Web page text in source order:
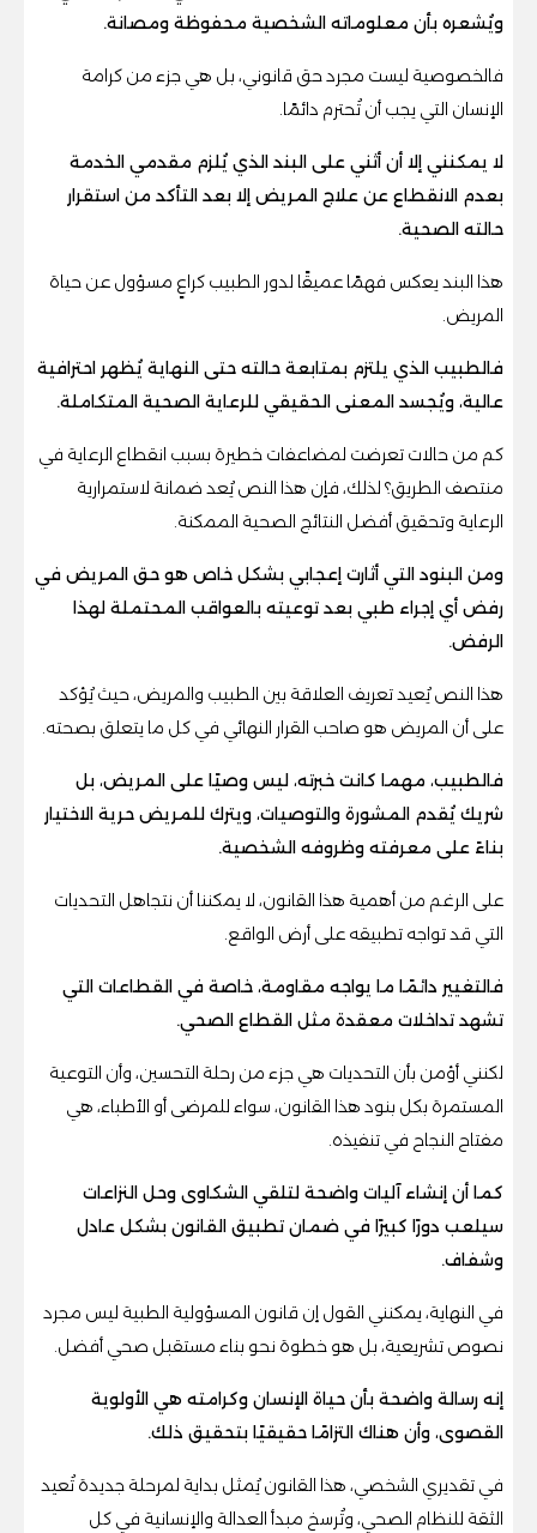
ويُشعره بأن معلوماته الشخصية محفوظة ومصانة.
فالخصوصية ليست مجرد حق قانوني، بل هي جزء من كرامة
الإنسان التي يجب أن تُحترم دائمًا.
لا يمكنني إلا أن أثني على البند الذي يُلزم مقدمي الخدمة
بعدم الانقطاع عن علاج المريض إلا بعد التأكد من استقرار
حالته الصحية.
هذا البند يعكس فهمًا عميقًا لدور الطبيب كراعٍ مسؤول عن حياة
المريض.
فالطبيب الذي يلتزم بمتابعة حالته حتى النهاية يُظهر احترافية
عالية، ويُجسد المعنى الحقيقي للرعاية الصحية المتكاملة.
كم من حالات تعرضت لمضاعفات خطيرة بسبب انقطاع الرعاية في
منتصف الطريق؟ لذلك، فإن هذا النص يُعد ضمانة لاستمرارية
الرعاية وتحقيق أفضل النتائج الصحية الممكنة.
ومن البنود التي أثارت إعجابي بشكل خاص هو حق المريض في
رفض أي إجراء طبي بعد توعيته بالعواقب المحتملة لهذا
الرفض.
هذا النص يُعيد تعريف العلاقة بين الطبيب والمريض، حيث يُؤكد
على أن المريض هو صاحب القرار النهائي في كل ما يتعلق بصحته.
فالطبيب، مهما كانت خبرته، ليس وصيًا على المريض، بل
شريك يُقدم المشورة والتوصيات، ويترك للمريض حرية الاختيار
بناءً على معرفته وظروفه الشخصية.
على الرغم من أهمية هذا القانون، لا يمكننا أن نتجاهل التحديات
التي قد تواجه تطبيقه على أرض الواقع.
فالتغيير دائمًا ما يواجه مقاومة، خاصة في القطاعات التي
تشهد تداخلات معقدة مثل القطاع الصحي.
لكنني أؤمن بأن التحديات هي جزء من رحلة التحسين، وأن التوعية
المستمرة بكل بنود هذا القانون، سواء للمرضى أو الأطباء، هي
مفتاح النجاح في تنفيذه.
كما أن إنشاء آليات واضحة لتلقي الشكاوى وحل النزاعات
سيلعب دورًا كبيرًا في ضمان تطبيق القانون بشكل عادل
وشفاف.
في النهاية، يمكنني القول إن قانون المسؤولية الطبية ليس مجرد
نصوص تشريعية، بل هو خطوة نحو بناء مستقبل صحي أفضل.
إنه رسالة واضحة بأن حياة الإنسان وكرامته هي الأولوية
القصوى، وأن هناك التزامًا حقيقيًا بتحقيق ذلك.
في تقديري الشخصي، هذا القانون يُمثل بداية لمرحلة جديدة تُعيد
الثقة للنظام الصحي، وتُرسخ مبدأ العدالة والإنسانية في كل